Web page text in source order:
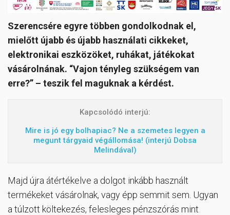
Szerencsére egyre többen gondolkodnak el,
mielőtt újabb és újabb használati cikkeket,
elektronikai eszközöket, ruhákat, játékokat
vásárolnának. “Vajon tényleg szükségem van
erre?” – teszik fel maguknak a kérdést.
Kapcsolódó interjú:
Mire is jó egy bolhapiac? Ne a szemetes legyen a
megunt tárgyaid végállomása! (interjú Dobsa
Melindával)
Majd újra átértékelve a dolgot inkább használt
termékeket vásárolnak, vagy épp semmit sem. Ugyan
a túlzott költekezés, felesleges pénzszórás mint